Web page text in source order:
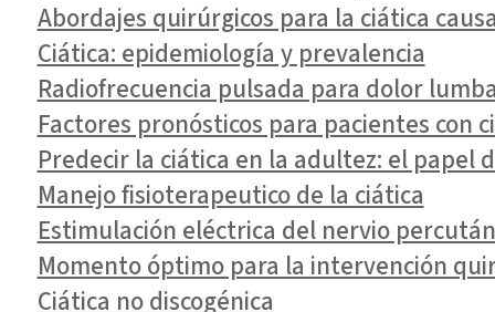
Abordajes quirúrgicos para la ciática
Ciática: epidemiología y prevalencia
Radiofrecuencia pulsada para dolor
Factores pronósticos para pacientes
Predecir la ciática en la adultez: el papel
Manejo fisioterapeutico de la ciática
Estimulación eléctrica del nervio
Momento óptimo para la intervención
Ciática no discogénica